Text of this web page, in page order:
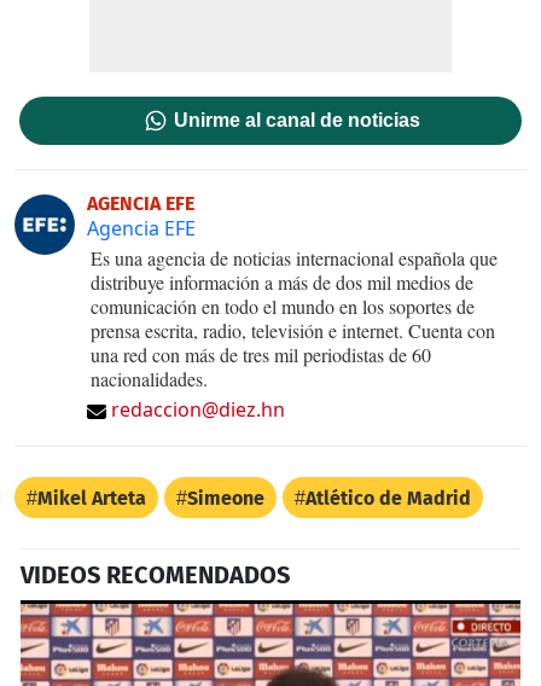
Unirme al canal de noticias
AGENCIA EFE
Agencia EFE
Es una agencia de noticias internacional española que
distribuye información a más de dos mil medios de
comunicación en todo el mundo en los soportes de
prensa escrita, radio, televisión e internet. Cuenta con
una red con más de tres mil periodistas de 60
nacionalidades.
redaccion@diez.hn
Mikel Arteta Simeone Atlético de Madrid
VIDEOS RECOMENDADOS